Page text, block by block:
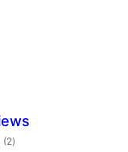
(2টা
মুঠ)